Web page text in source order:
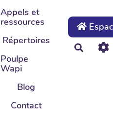
Appels et
ressources
Répertoires
Poulpe
Wapi
Blog
Contact